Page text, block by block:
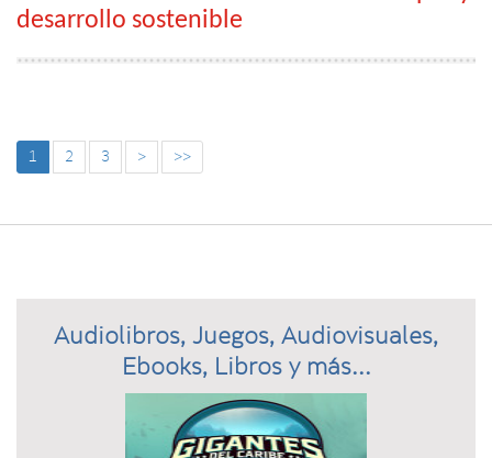
desarrollo sostenible
1 2 3 > >>
Audiolibros, Juegos, Audiovisuales,
Ebooks, Libros y más...